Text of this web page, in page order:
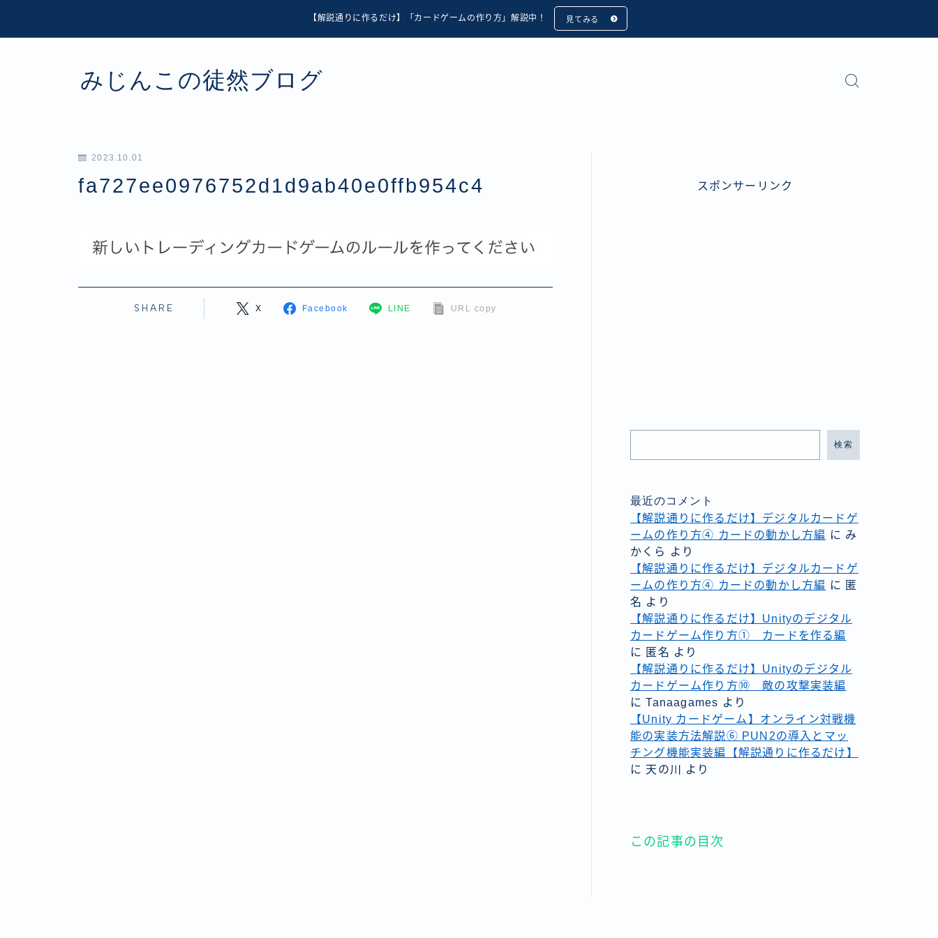
【解説通りに作るだけ】「カードゲームの作り方」解説中！ 見てみる
みじんこの徒然ブログ
2023.10.01
fa727ee0976752d1d9ab40e0ffb954c4
SHARE X Facebook LINE URL copy
スポンサーリンク
検索
最近のコメント
【解説通りに作るだけ】デジタルカードゲ
ームの作り方④ カードの動かし方編 に み
かくら
より
【解説通りに作るだけ】デジタルカードゲ
ームの作り方④ カードの動かし方編 に 匿
名 より
【解説通りに作るだけ】Unityのデジタル
カードゲーム作り方① カードを作る編
に 匿名 より
【解説通りに作るだけ】Unityのデジタル
カードゲーム作り方⑩ 敵の攻撃実装編
にTanaagames より
【Unity カードゲーム】オンライン対戦機
能の実装方法解説⑥ PUN2の導入とマッ
チング機能実装編【解説通りに作るだけ】
に 天の川 より
この記事の目次